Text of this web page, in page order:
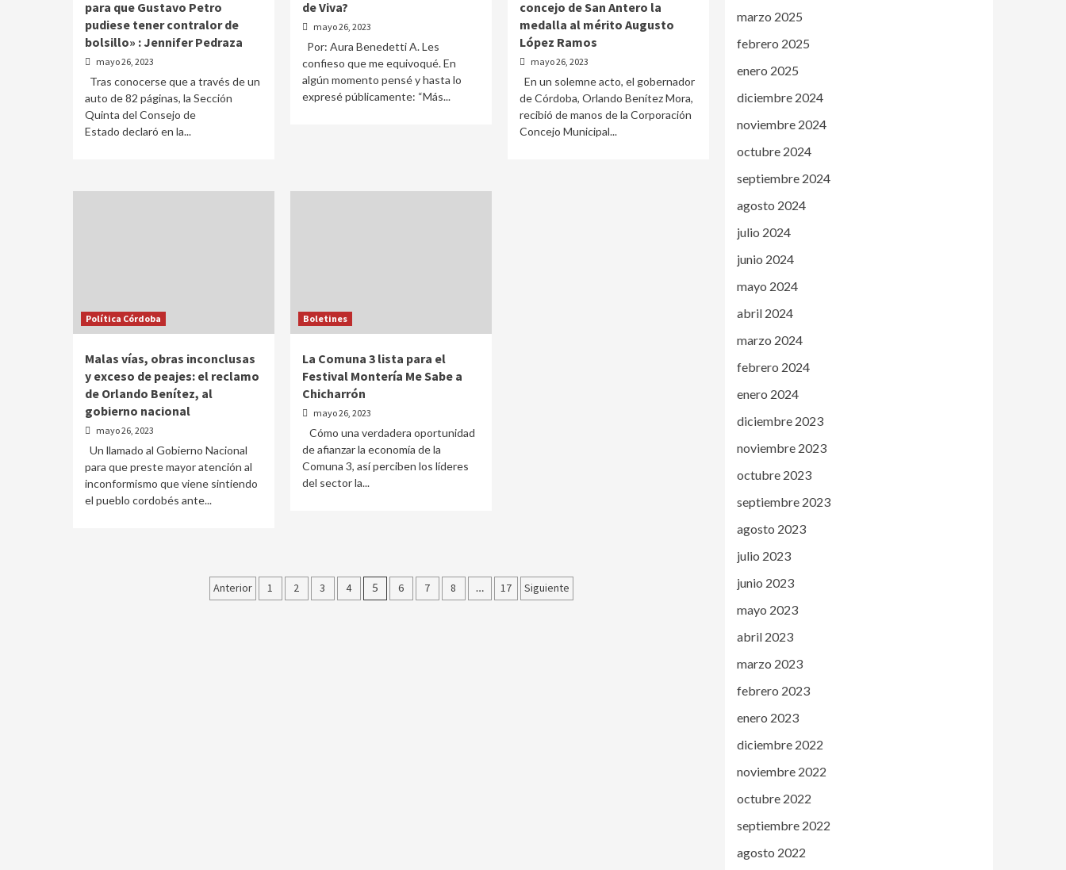
para que Gustavo Petro
pudiese tener contralor de
bolsillo» : Jennifer Pedraza
mayo 26, 2023
Tras conocerse que a través de un
auto de 82 páginas, la Sección
Quinta del Consejo de
Estado declaró en la...
de Viva?
mayo 26, 2023
Por: Aura Benedetti A. Les
confieso que me equivoqué. En
algún momento pensé y hasta lo
expresé públicamente: “Más...
concejo de San Antero la
medalla al mérito Augusto
López Ramos
mayo 26, 2023
En un solemne acto, el gobernador
de Córdoba, Orlando Benítez Mora,
recibió de manos de la Corporación
Concejo Municipal...
Política Córdoba
Malas vías, obras inconclusas
y exceso de peajes: el reclamo
de Orlando Benítez, al
gobierno nacional
mayo 26, 2023
Un llamado al Gobierno Nacional
para que preste mayor atención al
inconformismo que viene sintiendo
el pueblo cordobés ante...
Boletines
La Comuna 3 lista para el
Festival Montería Me Sabe a
Chicharrón
mayo 26, 2023
Cómo una verdadera oportunidad
de afianzar la economía de la
Comuna 3, así perciben los líderes
del sector la...
Paginación
Anterior 1 2 3 4 5 6 7 8 … 17 Siguiente
marzo 2025
febrero 2025
enero 2025
diciembre 2024
noviembre 2024
octubre 2024
septiembre 2024
agosto 2024
julio 2024
junio 2024
mayo 2024
abril 2024
marzo 2024
febrero 2024
enero 2024
diciembre 2023
noviembre 2023
octubre 2023
septiembre 2023
agosto 2023
julio 2023
junio 2023
mayo 2023
abril 2023
marzo 2023
febrero 2023
enero 2023
diciembre 2022
noviembre 2022
octubre 2022
septiembre 2022
agosto 2022